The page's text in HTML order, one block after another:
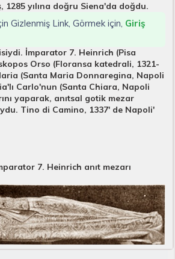
1285 yılına doğru Siena'da doğdu.
Gizlenmiş Link, Görmek için, Giriş
İmparator 7. Heinrich (Pisa
Orso (Floransa katedrali, 1321-
(Santa Maria Donnaregina, Napoli
Carlo'nun (Santa Chiara, Napoli
yaparak, anıtsal gotik mezar
Tino di Camino, 1337' de Napoli'
7. Heinrich anıt mezarı